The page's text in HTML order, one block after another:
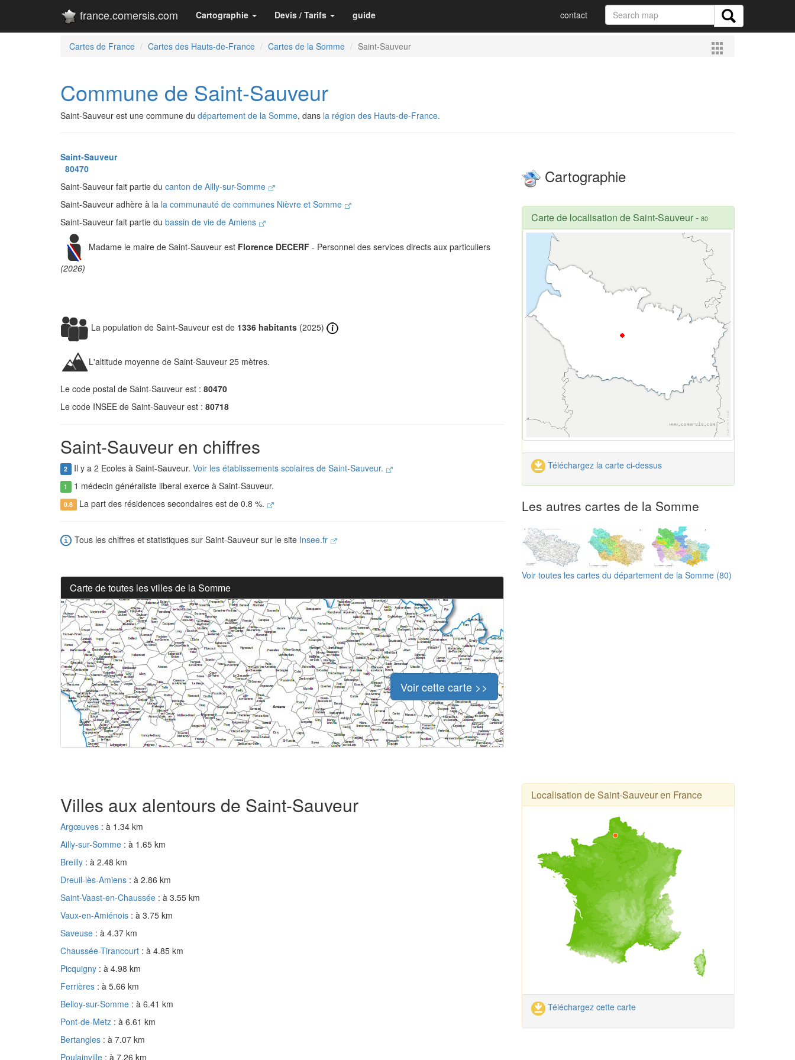
france.comersis.com Cartographie Devis / Tarifs guide contact
Cartes de France Cartes des Hauts-de-France Cartes de la Somme Saint-Sauveur
Commune de Saint-Sauveur
Saint-Sauveur est une commune du département de la Somme, dans la région des Hauts-de-France.
Saint-Sauveur
80470
Saint-Sauveur fait partie du canton de Ailly-sur-Somme
Saint-Sauveur adhère à la la communauté de communes Nièvre et Somme
Saint-Sauveur fait partie du bassin de vie de Amiens
Madame le maire de Saint-Sauveur est Florence DECERF - Personnel des services directs aux particuliers
(2026)
La population de Saint-Sauveur est de 1336 habitants (2025)
L'altitude moyenne de Saint-Sauveur 25 mètres.
Le code postal de Saint-Sauveur est : 80470
Le code INSEE de Saint-Sauveur est : 80718
Saint-Sauveur en chiffres
2 Il y a 2 Ecoles à Saint-Sauveur. Voir les établissements scolaires de Saint-Sauveur.
1 1 médecin généraliste liberal exerce à Saint-Sauveur.
0.8 La part des résidences secondaires est de 0.8 %.
Tous les chiffres et statistiques sur Saint-Sauveur sur le site Insee.fr
Carte de toutes les villes de la Somme
Voir cette carte >>
Cartographie
Carte de localisation de Saint-Sauveur- 80
Téléchargez la carte ci-dessus
Les autres cartes de la Somme
Voir toutes les cartes du département de la Somme (80)
Villes aux alentours de Saint-Sauveur
Argœuves : à 1.34 km
Ailly-sur-Somme : à 1.65 km
Breilly : à 2.48 km
Dreuil-lès-Amiens : à 2.86 km
Saint-Vaast-en-Chaussée : à 3.55 km
Vaux-en-Amiénois : à 3.75 km
Saveuse : à 4.37 km
Chaussée-Tirancourt : à 4.85 km
Picquigny : à 4.98 km
Ferrières : à 5.66 km
Belloy-sur-Somme : à 6.41 km
Pont-de-Metz : à 6.61 km
Bertangles : à 7.07 km
Poulainville : à 7.26 km
Localisation de Saint-Sauveur en France
Téléchargez cette carte